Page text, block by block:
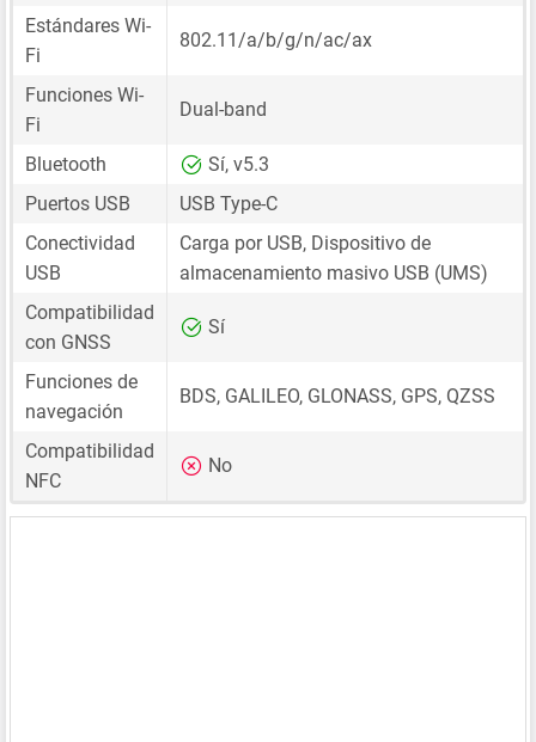
Estándares Wi-
Fi
802.11/a/b/g/n/ac/ax
Funciones Wi-
Fi
Dual-band
Bluetooth
Sí, v5.3
Puertos USB
USB Type-C
Conectividad
USB
Carga por USB, Dispositivo de
almacenamiento masivo USB (UMS)
Compatibilidad
con GNSS
Sí
Funciones de
navegación
BDS, GALILEO, GLONASS, GPS, QZSS
Compatibilidad
NFC
No